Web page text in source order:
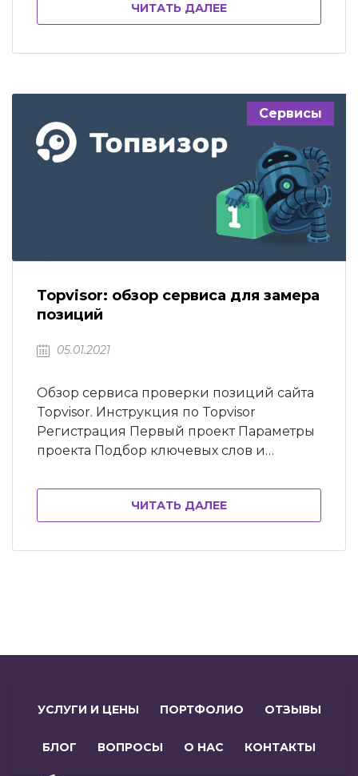
Netpeak Checker Browseo SEOGadget CZ
Yazzle Заключение Топ-20 сервисов для
анализа внешних ссылок В
запросов, аудит, но и анализ ссылочной…
ЧИТАТЬ ДАЛЕЕ
Сервисы
Topvisor: обзор сервиса для замера
позиций
05.01.2021
Обзор сервиса проверки позиций сайта
Topvisor. Инструкция по Topvisor
Регистрация Первый проект Параметры
проекта Подбор ключевых слов и
Topvisor Анализ seo и конкурентов
Просмотр конкурентов Реклама Анализ
сайта Радар Тарифы в Topvisor
Положение сайта в поиске может
ЧИТАТЬ ДАЛЕЕ
УСЛУГИ И ЦЕНЫ ПОРТФОЛИО ОТЗЫВЫ
БЛОГ ВОПРОСЫ О НАС КОНТАКТЫ